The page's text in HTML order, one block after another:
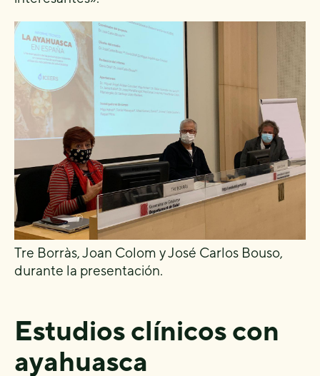
Tre Borràs, Joan Colom y José Carlos Bouso,
durante la presentación.
Estudios clínicos con
ayahuasca